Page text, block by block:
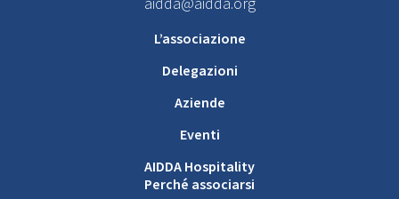
L’associazione
Delegazioni
Aziende
Eventi
AIDDA Hospitality
Perché associarsi